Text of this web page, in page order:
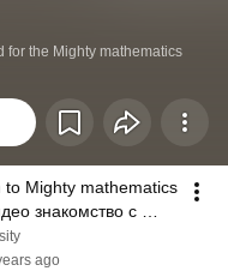
for the Mighty mathematics
to Mighty mathematics
знакомство с
ago